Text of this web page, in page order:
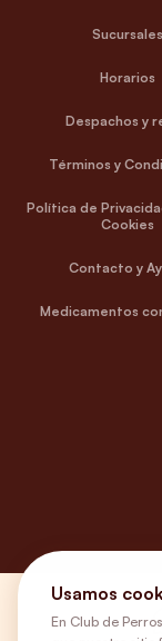
Sucursales
Horarios
Despachos y
Términos y
Política de
Cookies
Contacto y
Medicamentos
Usamos
En Club de